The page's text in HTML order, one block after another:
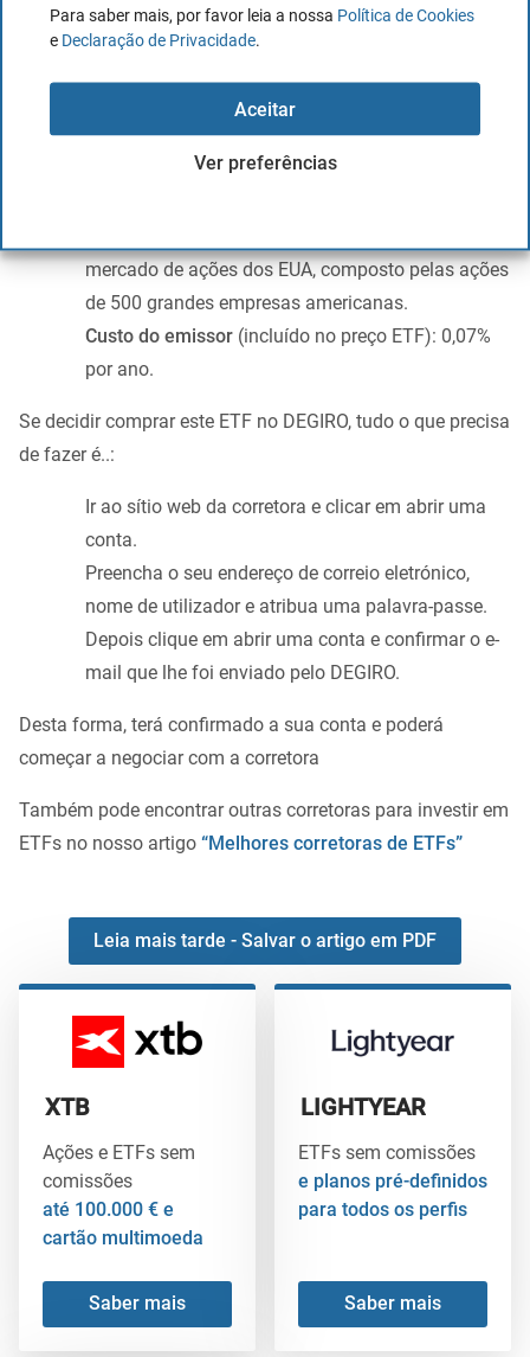
Para saber mais, por favor leia a nossa Política de Cookies
e Declaração de Privacidade.
Aceitar
Ver preferências
no mercado, permitindo uma fácil compra e venda.
Características do ETF na DEGIRO
Descrição: O rastreador da Vanguard procura
acompanhar o desempenho do índice Standard &
mercado de ações dos EUA, composto pelas ações
de 500 grandes empresas americanas.
Custo do emissor (incluído no preço ETF): 0,07%
por ano.
Se decidir comprar este ETF no DEGIRO, tudo o que precisa
de fazer é..:
Ir ao sítio web da corretora e clicar em abrir uma
conta.
Preencha o seu endereço de correio eletrónico,
nome de utilizador e atribua uma palavra-passe.
Depois clique em abrir uma conta e confirmar o e-
mail que lhe foi enviado pelo DEGIRO.
Desta forma, terá confirmado a sua conta e poderá
começar a negociar com a corretora
Também pode encontrar outras corretoras para investir em
ETFs no nosso artigo “Melhores corretoras de ETFs”
Leia mais tarde - Salvar o artigo em PDF
XTB
Ações e ETFs sem
comissões
até 100.000 € e
cartão multimoeda
Saber mais
LIGHTYEAR
ETFs sem comissões
e planos pré-definidos
para todos os perfis
Saber mais